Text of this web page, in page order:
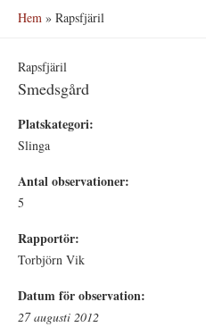
Hem » Rapsfjäril
Rapsfjäril
Smedsgård
Platskategori:
Slinga
Antal observationer:
5
Rapportör:
Torbjörn Vik
Datum för observation:
27 augusti 2012